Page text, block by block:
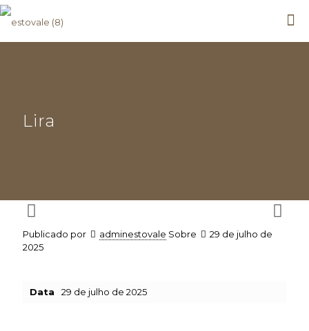
Lira
Publicado por adminestovale Sobre
29 de julho de
2025
Data 29 de julho de 2025